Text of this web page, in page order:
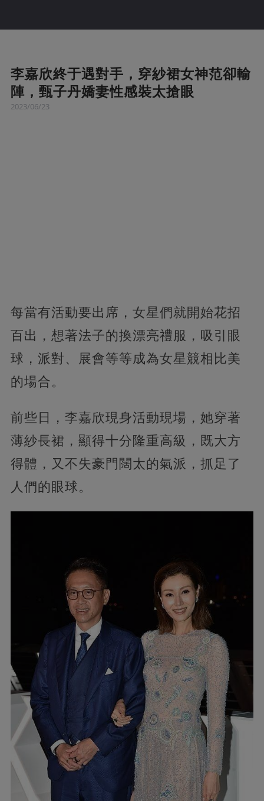
李嘉欣終于遇對手，穿紗裙女神范卻輸
陣，甄子丹嬌妻性感裝太搶眼
2023/06/23
每當有活動要出席，女星們就開始花招
百出，想著法子的換漂亮禮服，吸引眼
球，派對、展會等等成為女星競相比美
的場合。
前些日，李嘉欣現身活動現場，她穿著
薄紗長裙，顯得十分隆重高級，既大方
得體，又不失豪門闊太的氣派，抓足了
人們的眼球。